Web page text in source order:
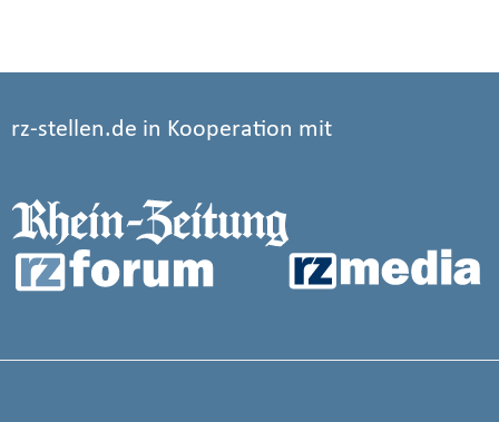
rz-stellen.de in Kooperation mit